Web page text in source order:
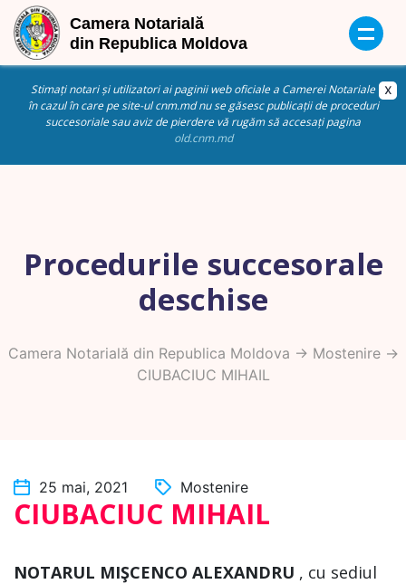
Stimați notari și utilizatori ai paginii web oficiale a Camerei Notariale
în cazul în care pe site-ul cnm.md nu se găsesc publicații de proceduri
succesoriale sau aviz de pierdere vă rugăm să accesați pagina
old.cnm.md
Procedurile succesorale
deschise
Camera Notarială din Republica Moldova -> Mostenire->
CIUBACIUC MIHAIL
25 mai, 2021 Mostenire
CIUBACIUC MIHAIL
NOTARUL MIŞCENCO ALEXANDRU , cu sediul